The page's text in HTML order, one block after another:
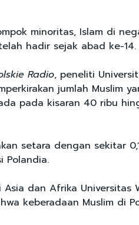
minoritas, Islam di
hadir sejak abad ke-14.
Radio, peneliti
jumlah Muslim
pada kisaran 40 ribu
setara dengan sekitar
Polandia.
dan Afrika Universitas
keberadaan Muslim di